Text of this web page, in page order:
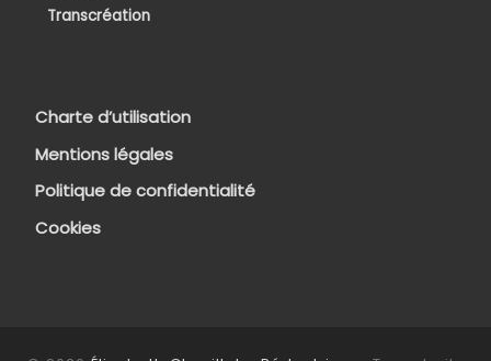
Transcréation
Charte d’utilisation
Mentions légales
Politique de confidentialité
Cookies